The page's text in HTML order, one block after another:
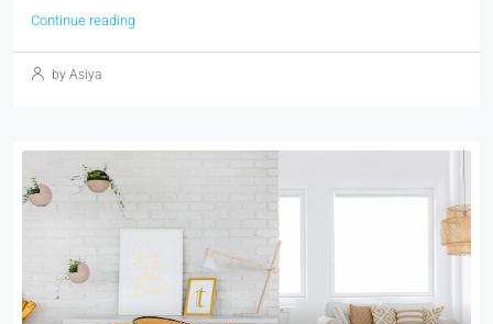
Continue reading
by Asiya